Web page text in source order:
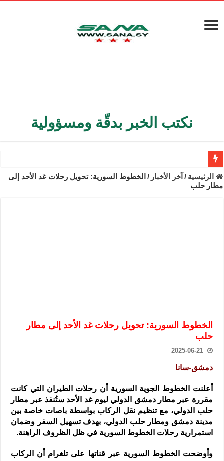
نكتب الخبر بدقّة ومسؤولية
الأمن الداخلي يعثر على مقبرة جماعية في ريف اللاذقية تضم 9 جثامين
الوزير الشيباني يبحث في باريس تعزيز الاستقرار في سوريا
سوريا تبحث مع الإيسيسكو التعاون في البحث العلمي وحماية التراث
الرئيسية / آخر الأخبار / الخطوط السورية: تحويل رحلات غد الأحد إلى
مطار حلب
الخطوط السورية: تحويل رحلات غد الأحد إلى مطار
حلب
2025-06-21
دمشق-سانا
أعلنت الخطوط الجوية السورية أن رحلات الطيران التي كانت
مقررة عبر مطار دمشق الدولي ليوم غد الأحد ستُنفذ عبر مطار
حلب الدولي، مع تنظيم نقل الركاب بواسطة باصات خاصة بين
مدينة دمشق ومطار حلب الدولي، بهدف تسهيل السفر وضمان
استمرارية رحلات الخطوط السورية في ظل الظروف الراهنة.
وأوضحت الخطوط السورية عبر قناتها على تلغرام أن الركاب